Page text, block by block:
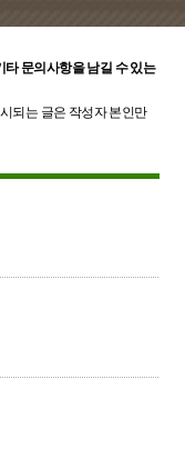
문의사항을 남길 수 있는
되는 글은 작성자 본인만